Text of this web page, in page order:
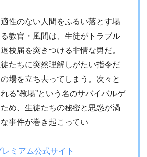
適性のない人間をふるい落とす場
教官・風間は、生徒がトラブル
校届を突きつける非情な男だ。
たちに突然理解しがたい指令だ
場を立ち去ってしまう。次々と
る“教場”という名のサバイバルゲ
め、生徒たちの秘密と思惑が渦
事件が巻き起こってい
レミアム公式サイト